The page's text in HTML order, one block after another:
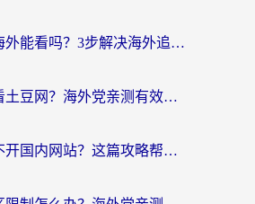
优酷会员在海外能看吗？3步解决海外追剧难题，附实测好用加速器推荐
如何在国外看土豆网？海外党亲测有效的追剧加速器选择指南
人在国外打不开国内网站？这篇攻略帮你无缝解锁国内资源（附交管12123使用技巧）